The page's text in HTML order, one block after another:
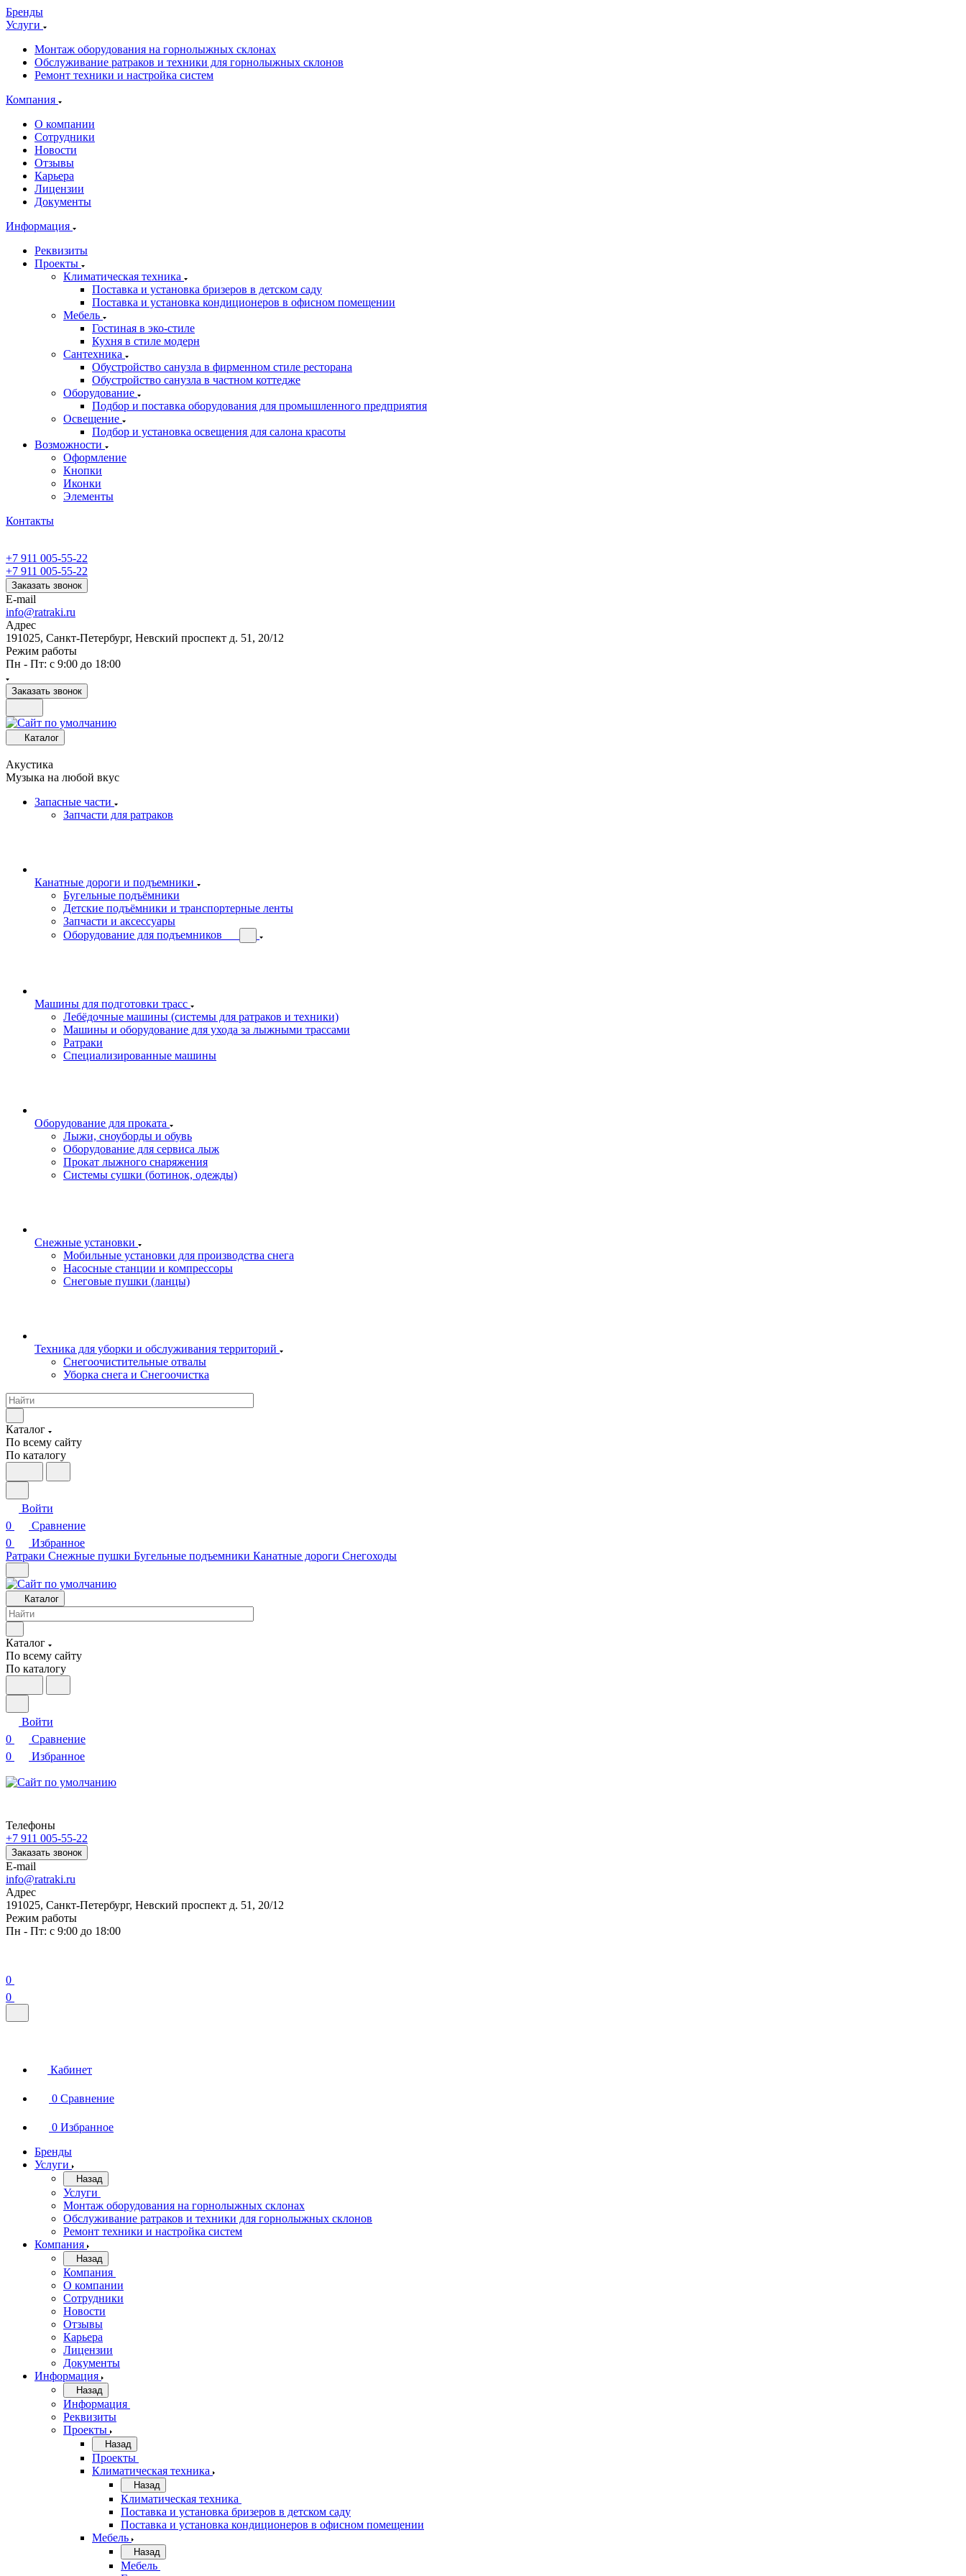
Бренды
Услуги
Монтаж оборудования на горнолыжных склонах
Обслуживание ратраков и техники для горнолыжных склонов
Ремонт техники и настройка систем
Компания
О компании
Сотрудники
Новости
Отзывы
Карьера
Лицензии
Документы
Информация
Реквизиты
Проекты
Климатическая техника
Поставка и установка бризеров в детском саду
Поставка и установка кондиционеров в офисном помещении
Мебель
Гостиная в эко-стиле
Кухня в стиле модерн
Сантехника
Обустройство санузла в фирменном стиле ресторана
Обустройство санузла в частном коттедже
Оборудование
Подбор и поставка оборудования для промышленного предприятия
Освещение
Подбор и установка освещения для салона красоты
Возможности
Оформление
Кнопки
Иконки
Элементы
Контакты
+7 911 005-55-22
+7 911 005-55-22
Заказать звонок
E-mail
info@ratraki.ru
Адрес
191025, Санкт-Петербург, Невский проспект д. 51, 20/12
Режим работы
Пн - Пт: с 9:00 до 18:00
Заказать звонок
Каталог
Акустика
Музыка на любой вкус
Запасные части
Запчасти для ратраков
Канатные дороги и подъемники
Бугельные подъёмники
Детские подъёмники и транспортерные ленты
Запчасти и аксессуары
Оборудование для подъемников
Машины для подготовки трасс
Лебёдочные машины (системы для ратраков и техники)
Машины и оборудование для ухода за лыжными трассами
Ратраки
Специализированные машины
Оборудование для проката
Лыжи, сноуборды и обувь
Оборудование для сервисa лыж
Прокат лыжного снаряжения
Системы сушки (ботинок, одежды)
Снежные установки
Мобильные установки для производства снега
Насосные станции и компрессоры
Снеговые пушки (ланцы)
Техника для уборки и обслуживания территорий
Снегоочистительные отвалы
Уборка снега и Снегоочистка
Каталог
По всему сайту
По каталогу
Войти
0
Сравнение
0
Избранное
Ратраки Снежные пушки Бугельные подъемники Канатные дороги Снегоходы
Каталог
Каталог
По всему сайту
По каталогу
Войти
0
Сравнение
0
Избранное
Телефоны
+7 911 005-55-22
Заказать звонок
E-mail
info@ratraki.ru
Адрес
191025, Санкт-Петербург, Невский проспект д. 51, 20/12
Режим работы
Пн - Пт: с 9:00 до 18:00
0
0
Кабинет
0 Сравнение
0 Избранное
Бренды
Услуги
Назад
Услуги
Монтаж оборудования на горнолыжных склонах
Обслуживание ратраков и техники для горнолыжных склонов
Ремонт техники и настройка систем
Компания
Назад
Компания
О компании
Сотрудники
Новости
Отзывы
Карьера
Лицензии
Документы
Информация
Назад
Информация
Реквизиты
Проекты
Назад
Проекты
Климатическая техника
Назад
Климатическая техника
Поставка и установка бризеров в детском саду
Поставка и установка кондиционеров в офисном помещении
Мебель
Назад
Мебель